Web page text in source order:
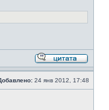
24 янв 2012, 17:48